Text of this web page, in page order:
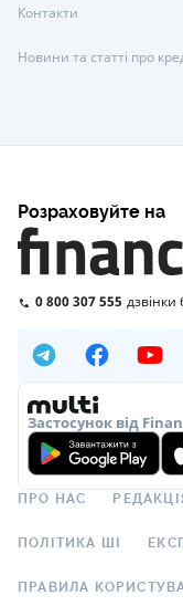
Контакти
Новини та статті про
Розраховуйте на
0 800 307 555 дзвінки
Застосунок від
ПРО НАС
ПОЛІТИКА ШІ
ПРАВИЛА